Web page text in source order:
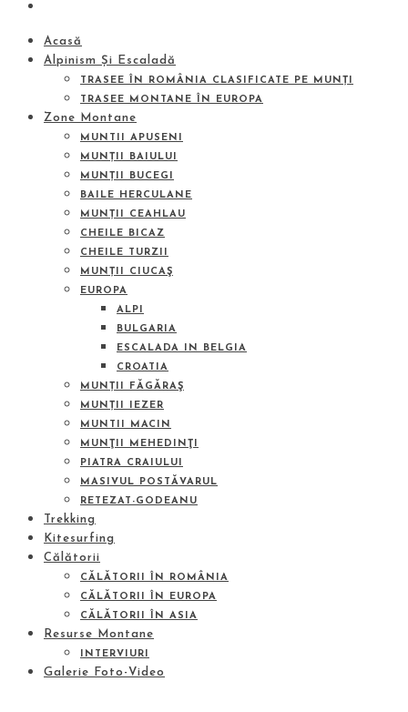
Acasă
Alpinism Și Escaladă
TRASEE ÎN ROMÂNIA CLASIFICATE PE MUNȚI
TRASEE MONTANE ÎN EUROPA
Zone Montane
MUNTII APUSENI
MUNȚII BAIULUI
MUNȚII BUCEGI
BAILE HERCULANE
MUNȚII CEAHLAU
CHEILE BICAZ
CHEILE TURZII
MUNȚII CIUCAŞ
EUROPA
ALPI
BULGARIA
ESCALADA IN BELGIA
CROATIA
MUNȚII FĂGĂRAŞ
MUNȚII IEZER
MUNTII MACIN
MUNŢII MEHEDINŢI
PIATRA CRAIULUI
MASIVUL POSTĂVARUL
RETEZAT-GODEANU
Trekking
Kitesurfing
Călătorii
CĂLĂTORII ÎN ROMÂNIA
CĂLĂTORII ÎN EUROPA
CĂLĂTORII ÎN ASIA
Resurse Montane
INTERVIURI
Galerie Foto-Video